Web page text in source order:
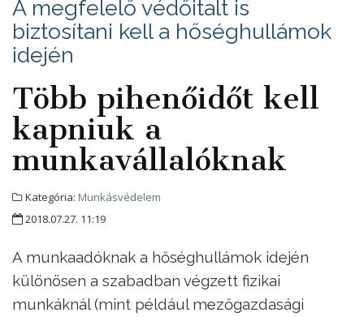
A megfelelő védőitalt is
biztosítani kell a hőséghullámok
idején
Több pihenőidőt kell
kapniuk a
munkavállalóknak
Kategória: Munkásvédelem
2018.07.27. 11:19
A munkaadóknak a hőséghullámok idején
különösen a szabadban végzett fizikai
munkáknál (mint például mezőgazdasági